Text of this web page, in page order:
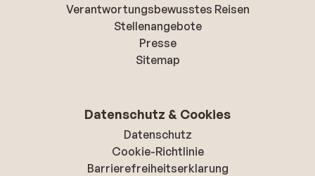
Verantwortungsbewusstes Reisen
Stellenangebote
Presse
Sitemap
Datenschutz & Cookies
Datenschutz
Cookie-Richtlinie
Barrierefreiheitserklarung